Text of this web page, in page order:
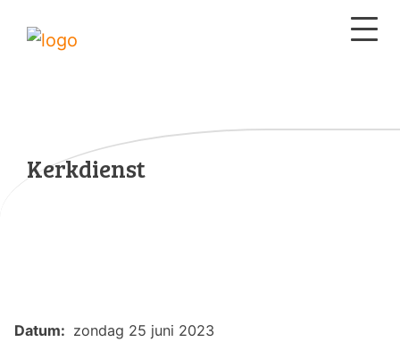
Kerkdienst
Datum: zondag 25 juni 2023